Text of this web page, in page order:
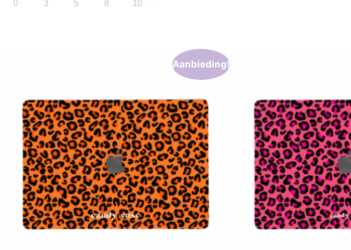
0 3 5 8 10
Aanbieding!